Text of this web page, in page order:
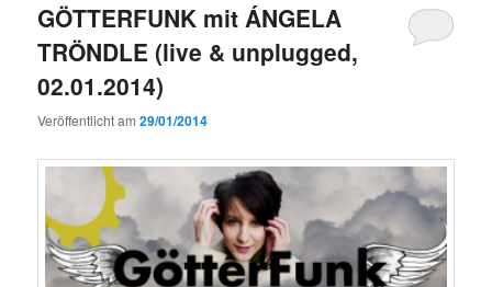
GÖTTERFUNK mit ÁNGELA
TRÖNDLE (live & unplugged,
02.01.2014)
Veröffentlicht am29/01/2014